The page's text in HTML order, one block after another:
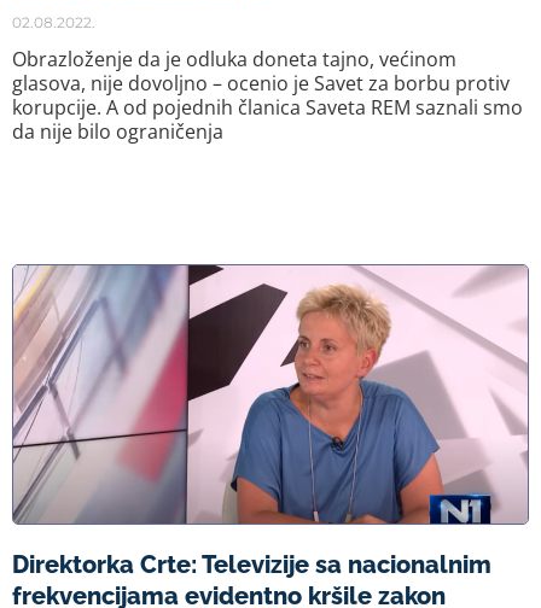
02.08.2022.
Obrazloženje da je odluka doneta tajno, većinom
glasova, nije dovoljno – ocenio je Savet za borbu protiv
korupcije. A od pojednih članica Saveta REM saznali smo
da nije bilo ograničenja
Direktorka Crte: Televizije sa nacionalnim
frekvencijama evidentno kršile zakon